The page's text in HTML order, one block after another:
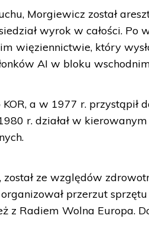
Morgiewicz został
wyrok w całości. Po
więziennictwie, który
AI w bloku
a w 1977 r. przystąpił
r. działał w
ze względów
organizował przerzut
z Radiem Wolna Europa.